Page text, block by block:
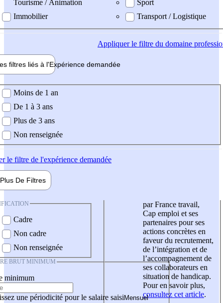
Tourisme / Animation
Immobilier
Sport
Transport / Logistique
Appliquerle filtre du domaine
filtres liés à l'Expérience demandée
demandée
Moins de 1 an
De 1 à 3 ans
Plus de 3 ans
Non renseignée
le filtre de l'expérience demandée
Plus De Filtres
Cadre
Non cadre
Non renseignée
BRUT MINIMUM
minimum
une périodicité pour le salaire saisi
par France travail,
Cap emploi et ses
partenaires pour ses
actions concrètes en
faveur du recrutement,
de l’intégration et de
l’accompagnement de
ses collaborateurs en
situation de handicap.
Pour en savoir plus,
consultez cet article.